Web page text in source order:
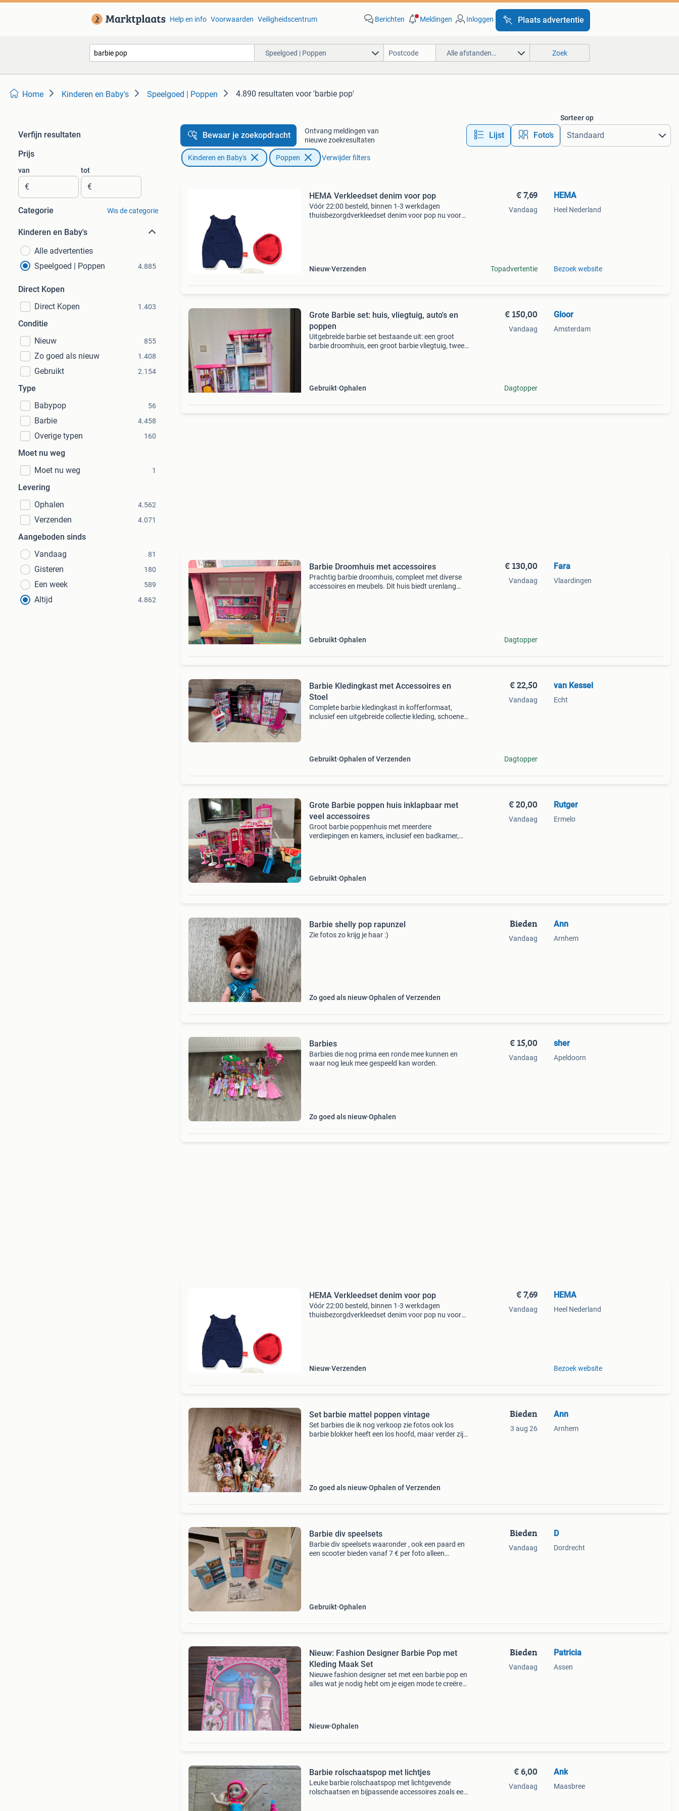
Help en info Voorwaarden Veiligheidscentrum Berichten Meldingen Inloggen Plaats advertentie
Speelgoed | Poppen Alle afstanden… Zoek
Home Kinderen en Baby's Speelgoed | Poppen 4.890 resultaten voor 'barbie pop'
Verfijn resultaten
Prijs
van
€
tot
€
Categorie Wis de categorie
Kinderen en Baby's
Alle advertenties
Speelgoed | Poppen
4.885
Direct Kopen
Direct Kopen
1.403
Conditie
Nieuw
855
Zo goed als nieuw 1.408
Gebruikt 2.154
Type
Babypop
56
Barbie 4.458
Overige typen 160
Moet nu weg
Moet nu weg
1
Levering
Ophalen
4.562
Verzenden 4.071
Aangeboden sinds
Vandaag
81
Gisteren 180
Een week 589
Altijd 4.862
Bewaar je zoekopdracht
Ontvang meldingen van
nieuwe zoekresultaten
Lijst Foto’s
Sorteer op
Kinderen en Baby's Poppen Verwijder filters
HEMA Verkleedset denim voor pop
Vóór 22:00 besteld, binnen 1-3 werkdagen
thuisbezorgdverkleedset denim voor pop nu voor
Nieuw Verzenden
€ 7,69
Vandaag
Topadvertentie
HEMA
Heel Nederland
Bezoek website
Grote Barbie set: huis, vliegtuig, auto's en
poppen
Uitgebreide barbie set bestaande uit: een groot
barbie droomhuis, een groot barbie vliegtuig, twee
Gebruikt Ophalen
€ 150,00
Vandaag
Dagtopper
Gloor
Amsterdam
Barbie Droomhuis met accessoires
Prachtig barbie droomhuis, compleet met diverse
accessoires en meubels. Dit huis biedt urenlang
Gebruikt Ophalen
€ 130,00
Vandaag
Dagtopper
Fara
Vlaardingen
Barbie Kledingkast met Accessoires en
Stoel
Complete barbie kledingkast in kofferformaat,
inclusief een uitgebreide collectie kleding, schoenen,
Gebruikt Ophalen of Verzenden
€ 22,50
Vandaag
Dagtopper
van Kessel
Echt
Grote Barbie poppen huis inklapbaar met
veel accessoires
Groot barbie poppenhuis met meerdere
verdiepingen en kamers, inclusief een badkamer,
Gebruikt Ophalen
€ 20,00
Vandaag
Rutger
Ermelo
Barbie shelly pop rapunzel
Zie fotos zo krijg je haar :)
Zo goed als nieuw Ophalen of Verzenden
Bieden
Vandaag
Ann
Arnhem
Barbies
Barbies die nog prima een ronde mee kunnen en
waar nog leuk mee gespeeld kan worden.
Zo goed als nieuw Ophalen
€ 15,00
Vandaag
sher
Apeldoorn
HEMA Verkleedset denim voor pop
Vóór 22:00 besteld, binnen 1-3 werkdagen
thuisbezorgdverkleedset denim voor pop nu voor
Nieuw Verzenden
€ 7,69
Vandaag
HEMA
Heel Nederland
Bezoek website
Set barbie mattel poppen vintage
Set barbies die ik nog verkoop zie fotos ook los
barbie blokker heeft een los hoofd, maar verder zijn
Zo goed als nieuw Ophalen of Verzenden
Bieden
3 aug 26
Ann
Arnhem
Barbie div speelsets
Barbie div speelsets waaronder , ook een paard en
een scooter bieden vanaf 7 € per foto alleen
Gebruikt Ophalen
Bieden
Vandaag
D
Dordrecht
Nieuw: Fashion Designer Barbie Pop met
Kleding Maak Set
Nieuwe fashion designer set met een barbie pop en
alles wat je nodig hebt om je eigen mode te creëren.
Nieuw Ophalen
Bieden
Vandaag
Patricia
Assen
Barbie rolschaatspop met lichtjes
Leuke barbie rolschaatspop met lichtgevende
rolschaatsen en bijpassende accessoires zoals een
€ 6,00
Vandaag
Ank
Maasbree